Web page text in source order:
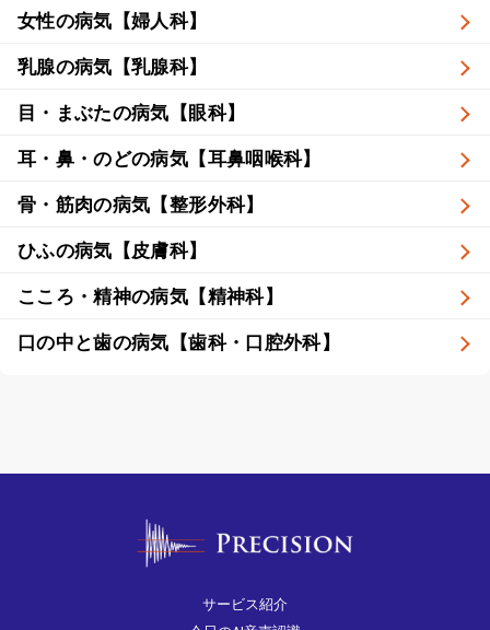
女性の病気【婦人科】
乳腺の病気【乳腺科】
目・まぶたの病気【眼科】
耳・鼻・のどの病気【耳鼻咽喉科】
骨・筋肉の病気【整形外科】
ひふの病気【皮膚科】
こころ・精神の病気【精神科】
口の中と歯の病気【歯科・口腔外科】
サービス紹介